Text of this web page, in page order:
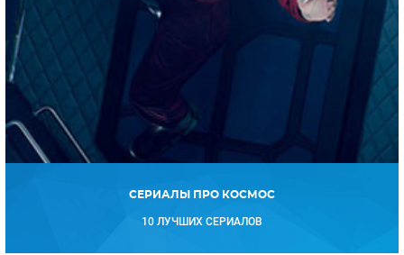
СЕРИАЛЫ ПРО КОСМОС
10 ЛУЧШИХ СЕРИАЛОВ